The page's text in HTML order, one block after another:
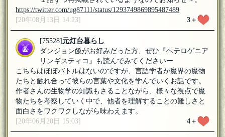
https://twitter.com/ug87111/status/1293749869895487489
[20年08月13日 14:23]
3＋
[75528]元灯台暮らし
ダンジョン飯がお好みだった方、ぜひ『ヘテロゲニア
リンギスティコ』も読んでみてくださいー
こちらはほぼバトルはないのですが、言語学者が魔界の魔物
たちと触れ合って彼らの言葉や文化を学んでいくお話です。
作者さんの生物学の知識もさることながら、様々な視点で魔
物たちを考察していく中で、他者を理解することの難しさと
面白さをワクワクしながら味わえます。
[20年06月20日 15:03]
4＋